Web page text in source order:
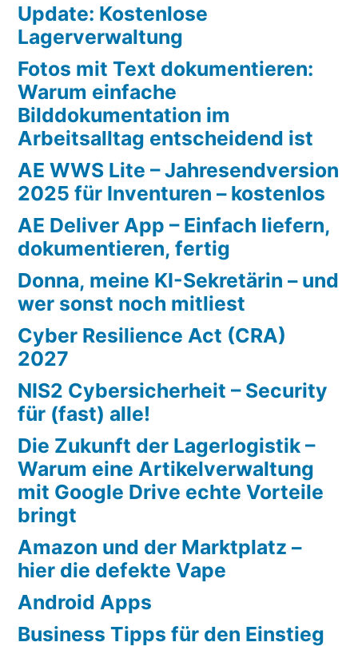
Update: Kostenlose
Lagerverwaltung
Fotos mit Text dokumentieren:
Warum einfache
Bilddokumentation im
Arbeitsalltag entscheidend ist
AE WWS Lite – Jahresendversion
2025 für Inventuren – kostenlos
AE Deliver App – Einfach liefern,
dokumentieren, fertig
Donna, meine KI-Sekretärin – und
wer sonst noch mitliest
Cyber Resilience Act (CRA)
2027
NIS2 Cybersicherheit – Security
für (fast) alle!
Die Zukunft der Lagerlogistik –
Warum eine Artikelverwaltung
mit Google Drive echte Vorteile
bringt
Amazon und der Marktplatz –
hier die defekte Vape
Android Apps
Business Tipps für den Einstieg